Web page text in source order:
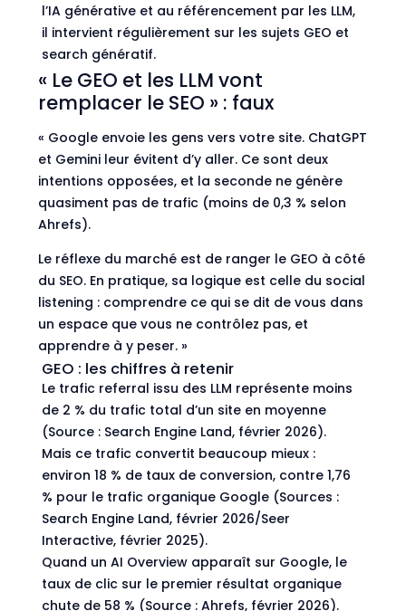
l’IA générative et au référencement par les LLM,
il intervient régulièrement sur les sujets GEO et
search génératif.
« Le GEO et les LLM vont
remplacer le SEO » : faux
« Google envoie les gens vers votre site. ChatGPT
et Gemini leur évitent d’y aller. Ce sont deux
intentions opposées, et la seconde ne génère
quasiment pas de trafic (moins de 0,3 % selon
Ahrefs).
Le réflexe du marché est de ranger le GEO à côté
du SEO. En pratique, sa logique est celle du social
listening : comprendre ce qui se dit de vous dans
un espace que vous ne contrôlez pas, et
apprendre à y peser. »
GEO : les chiffres à retenir
Le trafic referral issu des LLM représente moins
de 2 % du trafic total d’un site en moyenne
(Source : Search Engine Land, février 2026).
Mais ce trafic convertit beaucoup mieux :
environ 18 % de taux de conversion, contre 1,76
% pour le trafic organique Google (Sources :
Search Engine Land, février 2026/Seer
Interactive, février 2025).
Quand un AI Overview apparaît sur Google, le
taux de clic sur le premier résultat organique
chute de 58 % (Source : Ahrefs, février 2026).